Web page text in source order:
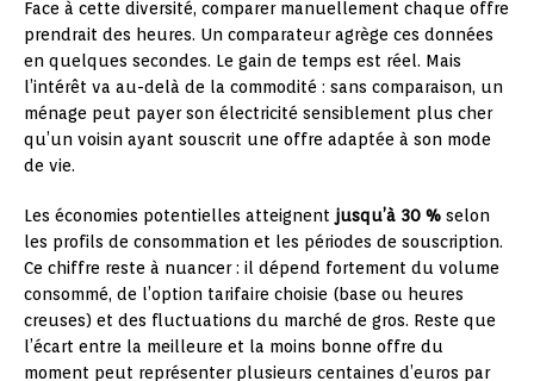
Face à cette diversité, comparer manuellement chaque offre
prendrait des heures. Un comparateur agrège ces données
en quelques secondes. Le gain de temps est réel. Mais
l’intérêt va au-delà de la commodité : sans comparaison, un
ménage peut payer son électricité sensiblement plus cher
qu’un voisin ayant souscrit une offre adaptée à son mode
de vie.
Les économies potentielles atteignent jusqu’à 30 % selon
les profils de consommation et les périodes de souscription.
Ce chiffre reste à nuancer : il dépend fortement du volume
consommé, de l’option tarifaire choisie (base ou heures
creuses) et des fluctuations du marché de gros. Reste que
l’écart entre la meilleure et la moins bonne offre du
moment peut représenter plusieurs centaines d’euros par